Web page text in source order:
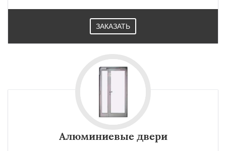
ЗАКАЗАТЬ
Алюминиевые двери